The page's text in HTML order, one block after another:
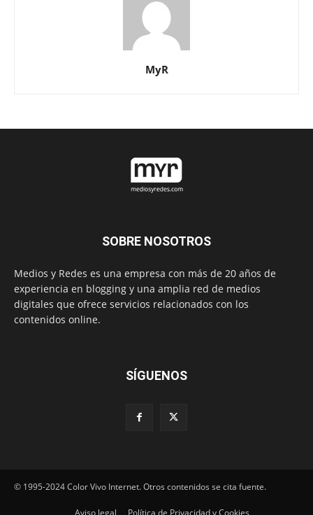
MyR
SOBRE NOSOTROS
Medios y Redes es una empresa con más de 20 años de
experiencia en blogging y una amplia red de medios
digitales que ofrece servicios relacionados con los
contenidos online.
SÍGUENOS
© 1995-2024 Color Vivo Internet. Otros contenidos se cita fuente.